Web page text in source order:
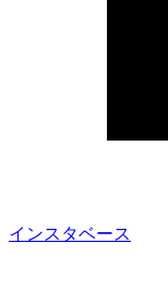
インスタベース